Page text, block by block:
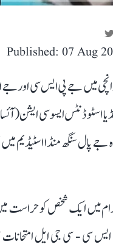
Published: 07 Aug
رانچی میں جے پی ایس سی
ایسوسی ایشن
سنگھ منڈا اسٹیڈیم میں
میں ایک شخص کو
سی - سی جی ایل امتحانات